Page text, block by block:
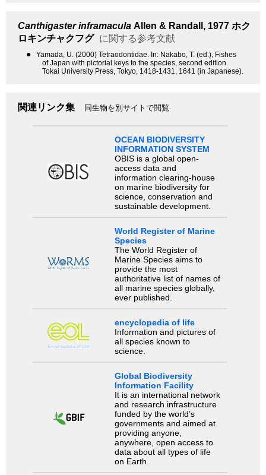
Canthigaster inframacula Allen & Randall, 1977 ホク
ロキンチャクフグ に関する参考文献
●
Yamada, U. (2000) Tetraodontidae. In: Nakabo, T. (ed.), Fishes
of Japan with pictorial keys to the species, second edition.
Tokai University Press, Tokyo, 1418-1431, 1641 (in Japanese).
関連リンク集 同生物を別サイトで閲覧
OCEAN BIODIVERSITY
INFORMATION SYSTEM
OBIS is a global open-
access data and
information clearing-house
on marine biodiversity for
science, conservation and
sustainable development.
World Register of Marine
Species
The World Register of
Marine Species aims to
provide the most
authoritative list of names of
all marine species globally,
ever published.
encyclopedia of life
Information and pictures of
all species known to
science.
Global Biodiversity
Information Facility
It is an international network
and research infrastructure
funded by the world’s
governments and aimed at
providing anyone,
anywhere, open access to
data about all types of life
on Earth.